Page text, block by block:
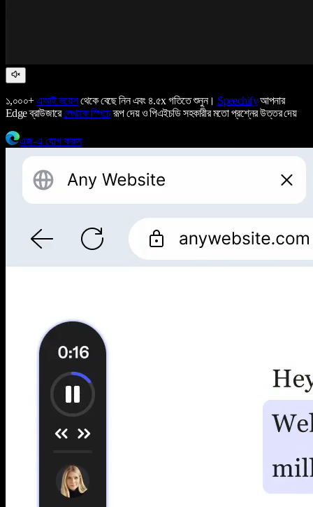
১,০০০+এআই ভয়েসথেকে বেছে নিন এবং ৪.৫x গতিতে শুনুন। Speechifyআপনার
Edge ব্রাউজারেলেখাকে স্পিচেরূপ দেয় ও পিএইচডি সহকারীর মতো প্রশ্নের উত্তর দেয়
এজ-এ যোগ করুন